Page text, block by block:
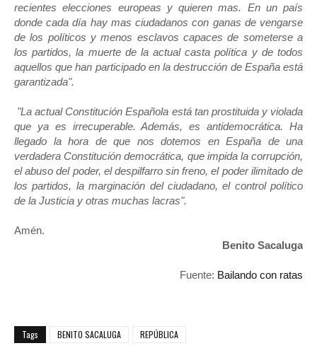
recientes elecciones europeas y quieren mas. En un país
donde cada día hay mas ciudadanos con ganas de vengarse
de los políticos y menos esclavos capaces de someterse a
los partidos, la muerte de la actual casta política y de todos
aquellos que han participado en la destrucción de España está
garantizada".
"La actual Constitución Española está tan prostituida y violada
que ya es irrecuperable. Además, es antidemocrática. Ha
llegado la hora de que nos dotemos en España de una
verdadera Constitución democrática, que impida la corrupción,
el abuso del poder, el despilfarro sin freno, el poder ilimitado de
los partidos, la marginación del ciudadano, el control político
de la Justicia y otras muchas lacras".
Amén.
Benito Sacaluga
Fuente: Bailando con ratas
Tags BENITO SACALUGA REPÚBLICA